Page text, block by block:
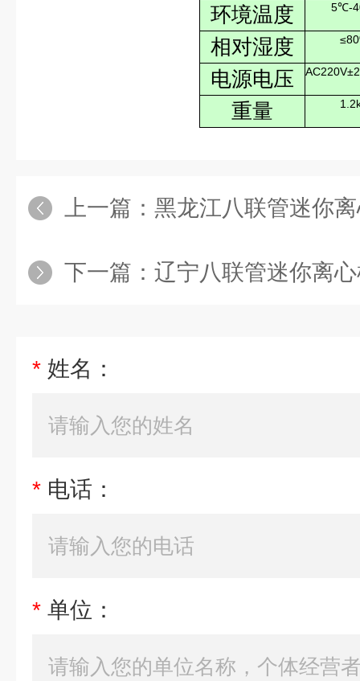
环境温度 5℃-
相对湿度
电源电压
重量
上一篇： 黑龙江八联管迷你
下一篇： 辽宁八联管迷你离
* 姓名：
* 电话：
* 单位：